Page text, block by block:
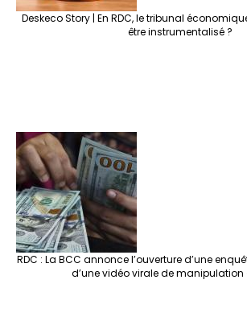
Deskeco Story | En RDC, le tribunal
être instrumentalisé ?
RDC : La BCC annonce l’ouverture d’une
d’une vidéo virale de manipulation